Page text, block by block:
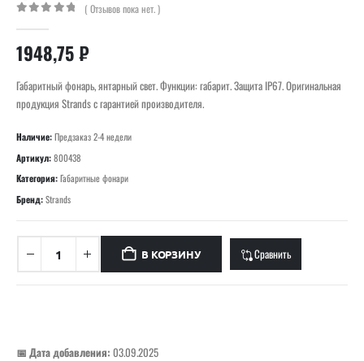
( Отзывов пока нет. )
1948,75₽
Габаритный фонарь, янтарный свет. Функции: габарит. Защита IP67. Оригинальная
продукция Strands с гарантией производителя.
Наличие:Предзаказ 2-4 недели
Артикул:800438
Категория:Габаритные фонари
Бренд:Strands
В КОРЗИНУ Сравнить
📅 Дата добавления: 03.09.2025